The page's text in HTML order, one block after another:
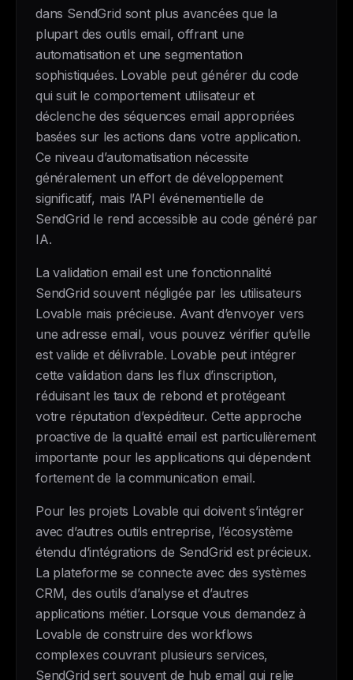
dans SendGrid sont plus avancées que la
plupart des outils email, offrant une
automatisation et une segmentation
sophistiquées. Lovable peut générer du code
qui suit le comportement utilisateur et
déclenche des séquences email appropriées
basées sur les actions dans votre application.
Ce niveau d’automatisation nécessite
généralement un effort de développement
significatif, mais l’API événementielle de
SendGrid le rend accessible au code généré par
IA.
La validation email est une fonctionnalité
SendGrid souvent négligée par les utilisateurs
Lovable mais précieuse. Avant d’envoyer vers
une adresse email, vous pouvez vérifier qu’elle
est valide et délivrable. Lovable peut intégrer
cette validation dans les flux d’inscription,
réduisant les taux de rebond et protégeant
votre réputation d’expéditeur. Cette approche
proactive de la qualité email est particulièrement
importante pour les applications qui dépendent
fortement de la communication email.
Pour les projets Lovable qui doivent s’intégrer
avec d’autres outils entreprise, l’écosystème
étendu d’intégrations de SendGrid est précieux.
La plateforme se connecte avec des systèmes
CRM, des outils d’analyse et d’autres
applications métier. Lorsque vous demandez à
Lovable de construire des workflows
complexes couvrant plusieurs services,
SendGrid sert souvent de hub email qui relie